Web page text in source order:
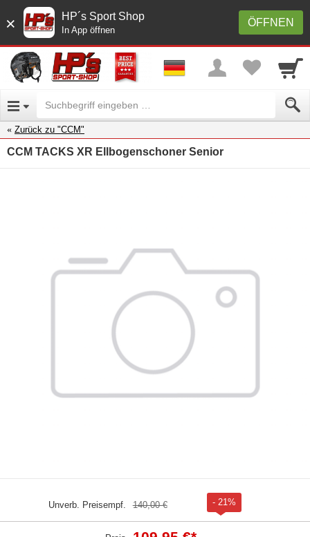
× ÖFFNEN
HP´s Sport Shop
In App öffnen
Zurück zu "CCM"
CCM TACKS XR Ellbogenschoner Senior
Unverb. Preisempf. 140,00 € - 21%